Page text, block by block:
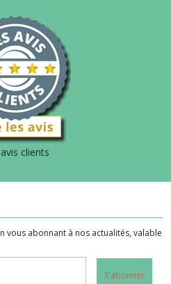
clients
vous abonnant à nos actualités, valable
S'abonner